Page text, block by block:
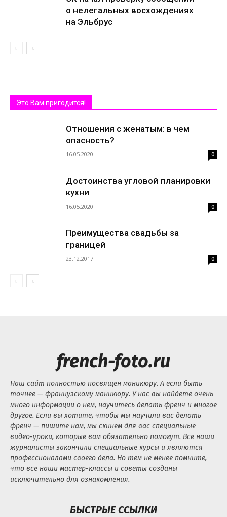
о нелегальных восхождениях
на Эльбрус
Это Вам пригодится!
Отношения с женатым: в чем
опасность?
16.05.2020 0
Достоинства угловой планировки
кухни
16.05.2020 0
Преимущества свадьбы за
границей
23.12.2017 0
french-foto.ru
Наш сайт полностью посвящен маникюру. А если быть
точнее — французскому маникюру. У нас вы найдете очень
много информации о нем, научитесь делать френч и многое
другое. Если вы хотите, чтобы мы научили вас делать
френч — пишите нам, мы скинем для вас специальные
видео-уроки, которые вам обязательно помогут. Все наши
журналисты закончили специальные курсы и являются
профессионалами своего дела. Но тем не менее помните,
что все наши мастер-классы и советы созданы
исключительно для ознакомления.
БЫСТРЫЕ ССЫЛКИ